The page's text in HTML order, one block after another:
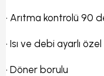
• Arıtma kontrolü 90
• Isı ve debi ayarlı
• Döner borulu